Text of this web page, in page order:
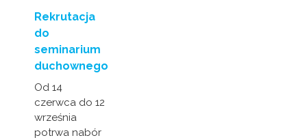
Rekrutacja
do
seminarium
duchownego
Od 14
czerwca do 12
września
potrwa nabór